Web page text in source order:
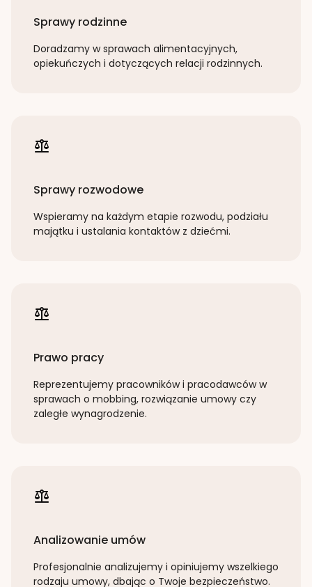
Sprawy rodzinne
Doradzamy w sprawach alimentacyjnych,
opiekuńczych i dotyczących relacji rodzinnych.
Sprawy rozwodowe
Wspieramy na każdym etapie rozwodu, podziału
majątku i ustalania kontaktów z dziećmi.
Prawo pracy
Reprezentujemy pracowników i pracodawców w
sprawach o mobbing, rozwiązanie umowy czy
zaległe wynagrodzenie.
Analizowanie umów
Profesjonalnie analizujemy i opiniujemy wszelkiego
rodzaju umowy, dbając o Twoje bezpieczeństwo.